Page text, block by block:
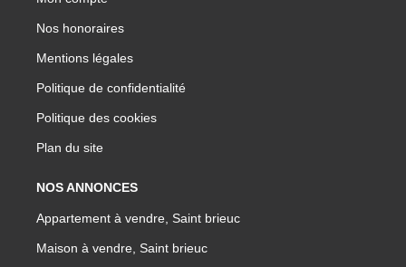
Nos honoraires
Mentions légales
Politique de confidentialité
Politique des cookies
Plan du site
NOS ANNONCES
Appartement à vendre, Saint brieuc
Maison à vendre, Saint brieuc